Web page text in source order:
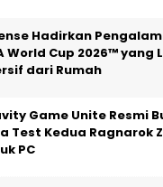
Hadirkan
World Cup 2026™ yang
dari Rumah
Game Unite Resmi
Test Kedua Ragnarok
PC